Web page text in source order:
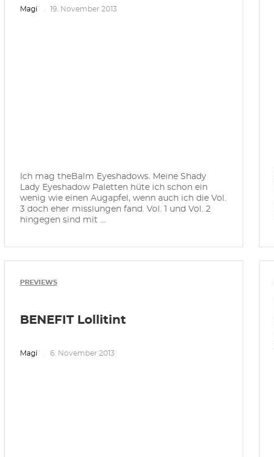
Magi 19. November 2013
Ich mag theBalm Eyeshadows. Meine Shady
Lady Eyeshadow Paletten hüte ich schon ein
wenig wie einen Augapfel, wenn auch ich die Vol.
3 doch eher misslungen fand. Vol. 1 und Vol. 2
hingegen sind mit ...
PREVIEWS
BENEFIT Lollitint
Magi 6. November 2013